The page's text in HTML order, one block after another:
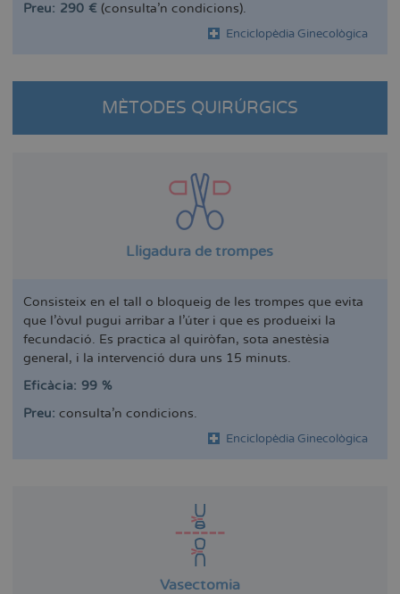
Preu: 290 € (consulta'n condicions).
Enciclopèdia Ginecològica
MÈTODES QUIRÚRGICS
Lligadura de trompes
Consisteix en el tall o bloqueig de les trompes que evita
que l'òvul pugui arribar a l'úter i que es produeixi la
fecundació. Es practica al quiròfan, sota anestèsia
general, i la intervenció dura uns 15 minuts.
Eficàcia: 99 %
Preu: consulta'n condicions.
Enciclopèdia Ginecològica
Vasectomia